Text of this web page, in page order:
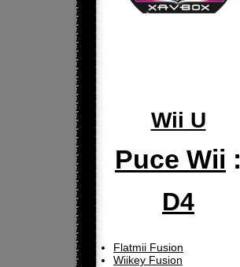
Wii U
Puce Wii :
D4
Flatmii Fusion
Wiikey Fusion